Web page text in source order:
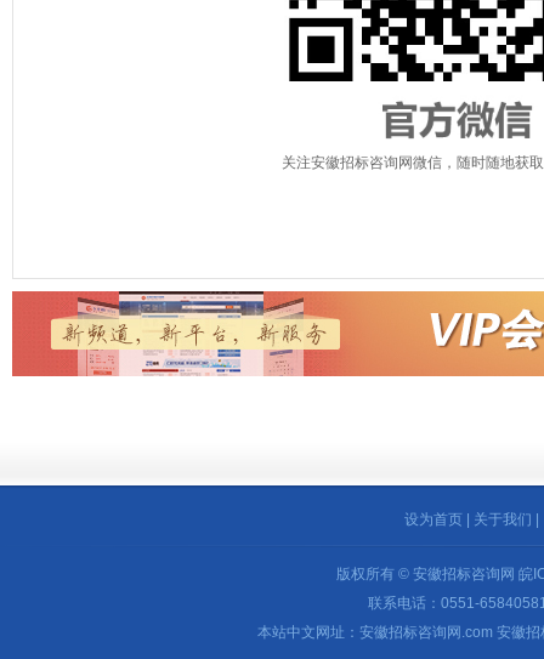
关注安徽招标咨询网微信，随时随地获
设为首页 关于我们
版权所有 © 安徽招标咨询网 皖
联系电话：0551-
本站中文网址：安徽招标咨询网.com 安徽